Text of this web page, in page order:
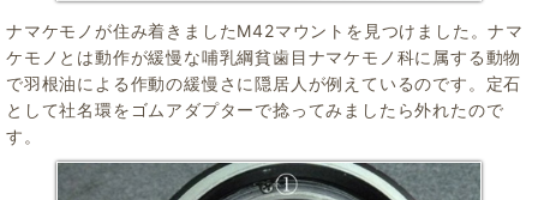
ナマケモノが住み着きましたM42マウントを見つけました。ナマ
ケモノとは動作が緩慢な哺乳綱貧歯目ナマケモノ科に属する動物
で羽根油による作動の緩慢さに隠居人が例えているのです。定石
として社名環をゴムアダプターで捻ってみましたら外れたので
す。